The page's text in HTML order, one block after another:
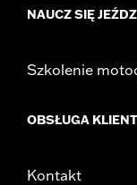
NAUCZ SIĘ
Szkolenie
OBSŁUGA
Kontakt